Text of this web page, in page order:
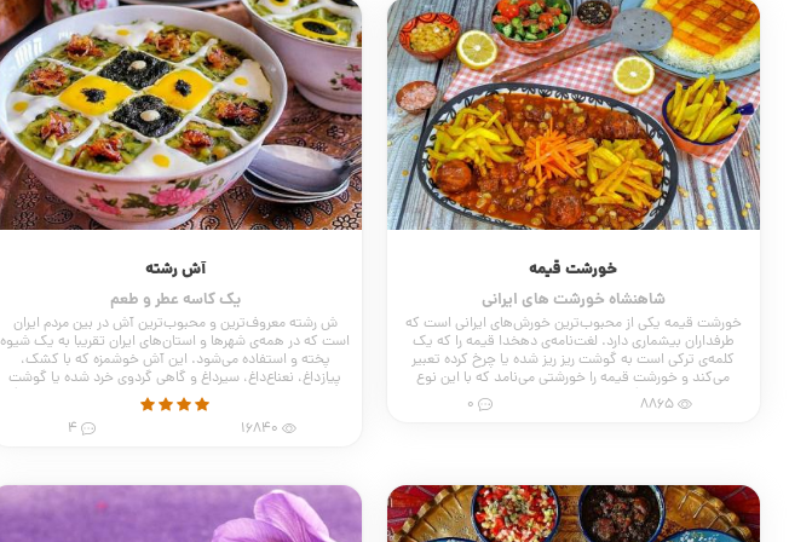
خورشت قیمه
شاهنشاه خورشت های ایرانی
خورشت قیمه یکی از محبوب‌ترین خورش‌های ایرانی است که
طرفداران بیشماری دارد. لغت‌نامه‌ی دهخدا قیمه را که یک
کلمه‌ی ترکی است به گوشت ریز ریز شده یا چرخ کرده تعبیر
می‌کند و خورشت قیمه را خورشتی می‌نامد که با این نوع
8865
0
آش رشته
یک کاسه عطر و طعم
ش رشته معروف‌ترین و محبوب‌ترین آش در بین مردم ایران
است که در همه‌ی شهرها و استان‌های ایران تقریبا به یک شیوه
پخته و استفاده می‌شود. این آش خوشمزه که با کشک،
پیازداغ، نعناع‌داغ، سیرداغ و گاهی گردوی خرد شده یا گوشت
چرخ کرده‌ی سرخ شده تزیین می‌شود در سفره‌ی ایرانی‌ها جایگاه
ویژه‌ای دارد.
4